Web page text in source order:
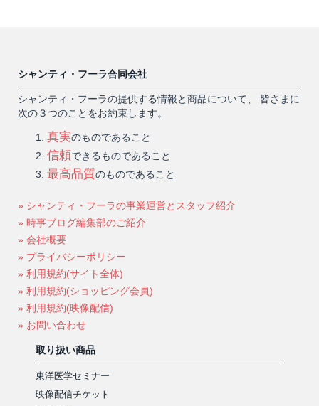
シャンティ・フーラ合同会社
シャンティ・フーラの提供する情報と商品について、 皆さまに
次の３つのことをお約束します。
真実のものであること
信頼できるものであること
最高品質のものであること
» シャンティ・フーラの事業運営とスタッフ紹介
» 時事ブログ編集部のご紹介
» 会社概要
» プライバシーポリシー
» 利用規約(サイト全体)
» 利用規約(ショッピング会員)
» 利用規約(映像配信)
» お問い合わせ
取り扱い商品
東洋医学セミナー
映像配信チケット